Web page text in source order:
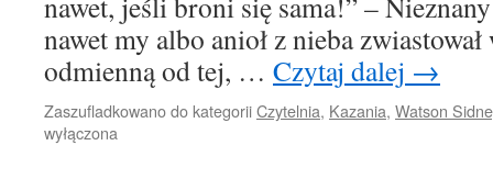
nawet my albo anioł z nieba
odmienną od tej, … Czytaj dalej →
Zaszufladkowano do kategoriiCzytelnia, Kazania, Watson
wyłączona